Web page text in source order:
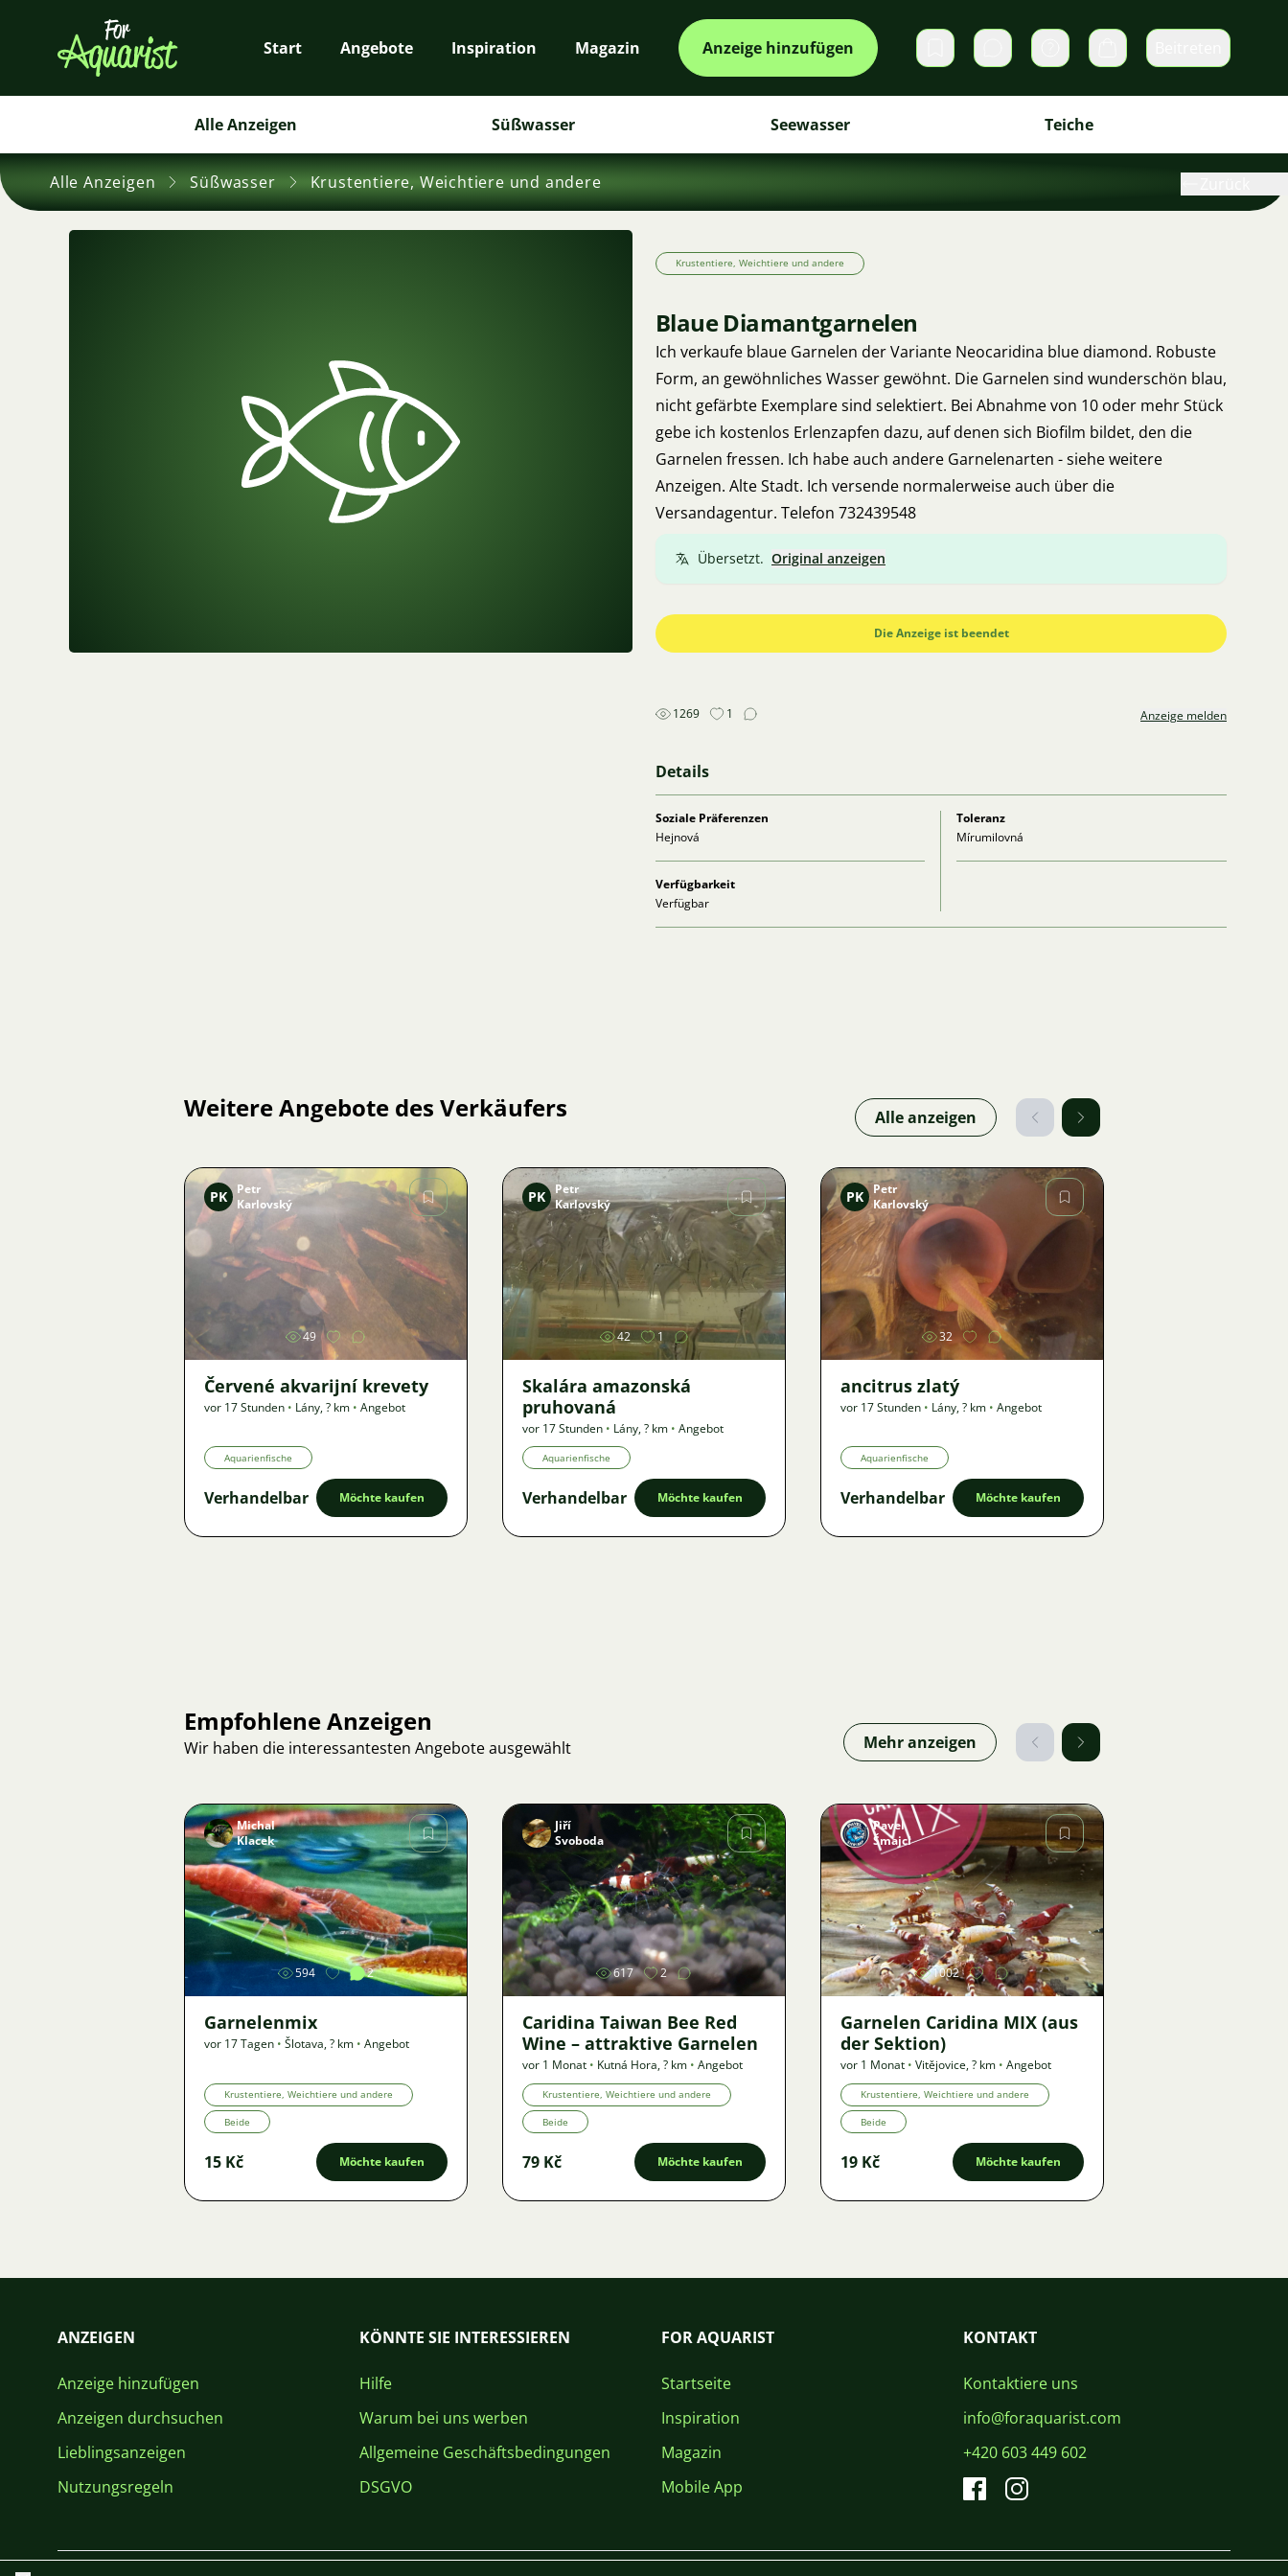
Start Angebote Inspiration Magazin Anzeige hinzufügen DirektnachrichtenWarenkorb
Alle Anzeigen Süßwasser Seewasser Teiche
Alle Anzeigen Süßwasser Krustentiere, Weichtiere und andere
Krustentiere, Weichtiere und andere
Blaue Diamantgarnelen
Ich verkaufe blaue Garnelen der Variante Neocaridina blue diamond. Robuste
Form, an gewöhnliches Wasser gewöhnt. Die Garnelen sind wunderschön blau,
nicht gefärbte Exemplare sind selektiert. Bei Abnahme von 10 oder mehr Stück
gebe ich kostenlos Erlenzapfen dazu, auf denen sich Biofilm bildet, den die
Garnelen fressen. Ich habe auch andere Garnelenarten - siehe weitere
Anzeigen. Alte Stadt. Ich versende normalerweise auch über die
Versandagentur. Telefon 732439548
Übersetzt. Original anzeigen
Die Anzeige ist beendet
1269 1 Anzeige melden
Details
Soziale Präferenzen
Hejnová
Toleranz
Mírumilovná
Verfügbarkeit
Verfügbar
Weitere Angebote des Verkäufers Alle anzeigen
Bild
PK
Petr
Karlovský
49
Červené akvarijní krevety
vor 17 Stunden • Lány,? km • Angebot
Aquarienfische
Verhandelbar Möchte kaufen
Bild
PK
Petr
Karlovský
42 1
Skalára amazonská
pruhovaná
vor 17 Stunden • Lány,? km • Angebot
Aquarienfische
Verhandelbar Möchte kaufen
Bild
PK
Petr
Karlovský
32
ancitrus zlatý
vor 17 Stunden • Lány,? km • Angebot
Aquarienfische
Verhandelbar Möchte kaufen
Empfohlene Anzeigen
Wir haben die interessantesten Angebote ausgewählt Mehr anzeigen
Bild
Michal
Klacek
594 2
Garnelenmix
vor 17 Tagen • Šlotava,? km • Angebot
Krustentiere, Weichtiere und andere
Beide
15 Kč Möchte kaufen
Bild
Jiří
Svoboda
617 2
Caridina Taiwan Bee Red
Wine – attraktive Garnelen
vor 1 Monat • Kutná Hora,? km • Angebot
Krustentiere, Weichtiere und andere
Beide
79 Kč Möchte kaufen
Bild
Pavel
Šmajcl
1002
Garnelen Caridina MIX (aus
der Sektion)
vor 1 Monat • Vitějovice,? km • Angebot
Krustentiere, Weichtiere und andere
Beide
19 Kč Möchte kaufen
ANZEIGEN
Anzeige hinzufügen
Anzeigen durchsuchen
Lieblingsanzeigen
Nutzungsregeln
KÖNNTE SIE INTERESSIEREN
Hilfe
Warum bei uns werben
Allgemeine Geschäftsbedingungen
DSGVO
FOR AQUARIST
Startseite
Inspiration
Magazin
Mobile App
KONTAKT
Kontaktiere uns
info@foraquarist.com
+420 603 449 602